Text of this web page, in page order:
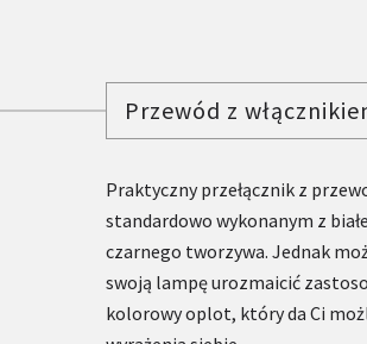
Przewód z
Praktyczny przełącznik z
standardowo wykonanym z
czarnego tworzywa. Jednak
swoją lampę urozmaicić
kolorowy oplot, który da Ci